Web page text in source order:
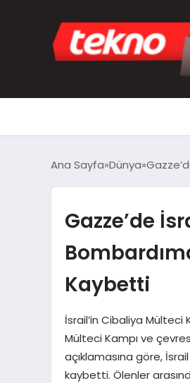
Ana Sayfa Dünya
Gazze’de
Kaybetti
İsrail’in Cibaliya Mülteci
Mülteci Kampı ve
açıklamasına göre,
kaybetti. Ölenler